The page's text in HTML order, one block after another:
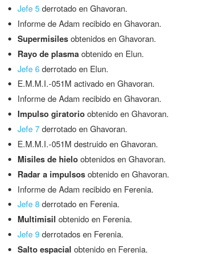
Jefe 5 derrotado en Ghavoran.
Informe de Adam recibido en Ghavoran.
Supermisiles obtenidos en Ghavoran.
Rayo de plasma obtenido en Elun.
Jefe 6 derrotado en Elun.
E.M.M.I.-051M activado en Ghavoran.
Informe de Adam recibido en Ghavoran.
Impulso giratorio obtenido en Ghavoran.
Jefe 7 derrotado en Ghavoran.
E.M.M.I.-051M destruido en Ghavoran.
Misiles de hielo obtenidos en Ghavoran.
Radar a impulsos obtenido en Ghavoran.
Informe de Adam recibido en Ferenia.
Jefe 8 derrotado en Ferenia.
Multimisil obtenido en Ferenia.
Jefe 9 derrotados en Ferenia.
Salto espacial obtenido en Ferenia.